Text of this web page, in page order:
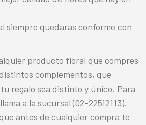
siempre quedaras conforme con
producto floral que compres
complementos, que
regalo sea distinto y único. Para
a la sucursal (02-22512113).
antes de cualquier compra te